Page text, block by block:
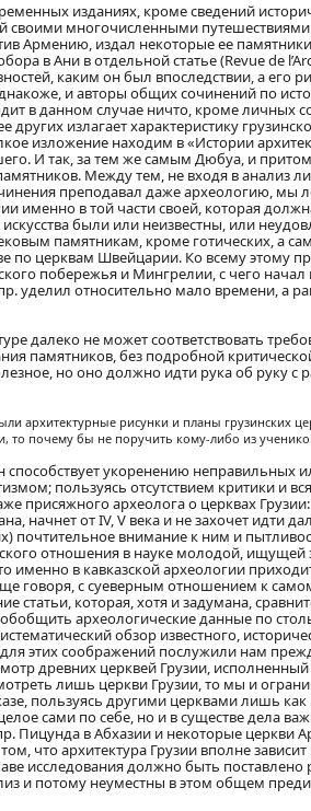
изданиях, кроме сведений
своими многочисленными путешествиями
Армению, издал некоторые ее
в Ани в отдельной статье (Revue de
каким он был впоследствии, а его
и авторы общих сочинений по
в данном случае ничто, кроме личных
излагает характеристику
изложение находим в «Истории
И так, за тем же самым Дюбуа, и
Между тем, не входя в анализ
преподавал даже археологию, мы
именно в той части своей, которая
были или неизвестны, или
памятникам, кроме готических, а
по церквам Швейцарии. Ко всему этому
побережья и Мингрелии, с чего начал
уделил относительно мало времени, а
далеко не может соответствовать
памятников, без подробной
но оно должно идти рука об руку с
архитектурные рисунки и планы грузинских
то почему бы не поручить кому-либо из
укоренению неправильных
пользуясь отсутствием критики и
присяжного археолога о церквах
от IV, V века и не захочет идти
почтительное внимание к ним и
отношения в науке молодой, ищущей
именно в кавказской археологии
говоря, с суеверным отношением к
которая, хотя и задумана,
археологические данные по
обзор известного,
этих соображений послужили нам
древних церквей Грузии,
лишь церкви Грузии, то мы и
пользуясь другими церквами лишь
сами по себе, но и в существе дела
Пицунда в Абхазии и некоторые церкви
что архитектура Грузии вполне
иcследования должно быть поставлено
и потому неуместны в этом общем